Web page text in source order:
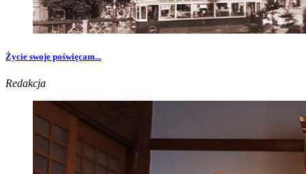
Życie swoje poświęcam...
Redakcja